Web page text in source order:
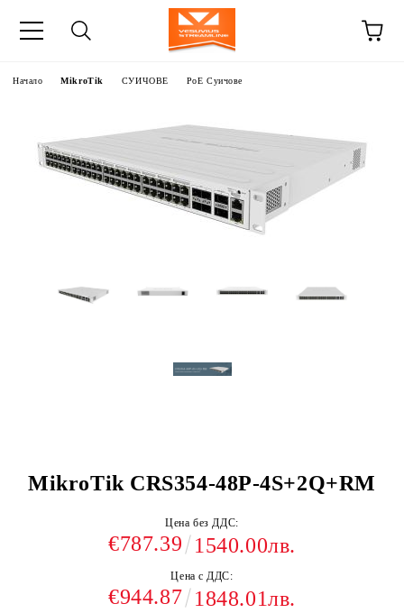
Начало MikroTik СУИЧОВЕ PoE Суичове
MikroTik CRS354-48P-4S+2Q+RM
Цена без ДДС:
€787.39 1540.00лв.
Цена с ДДС:
€944.87 1848.01лв.